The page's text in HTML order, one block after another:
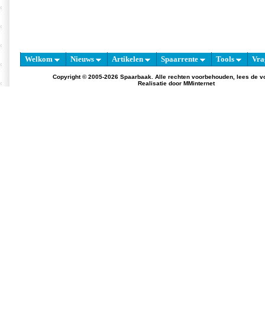
Welkom Nieuws Artikelen Spaarrente Tools
Copyright © 2005-2026 Spaarbaak. Alle rechten voorbehouden, lees de
Realisatie door MMinternet